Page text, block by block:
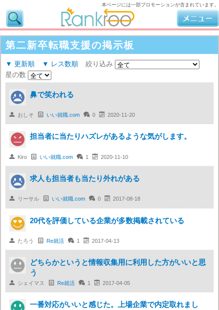
第二新卒転職支援の掲示板
▼ 更新順 ▼ レス数順
絞り込み
星の数
鼻で笑われる
 おしそ  いい就職.com  0 2020-11-20
担当者に当たりハズレがあるような気がします。
 Kiro  いい就職.com  1 2020-11-10
求人も担当者も当たり外れがある
 リーサル  いい就職.com  0 2017-08-18
20代を評価している企業が多数掲載されている
 たろう  Re就活  1 2017-04-13
どちらかというと情報収集用に利用した方がいいと思
う
 シェイマス  Re就活  1 2017-04-05
一番対応がいいと感じた。上場企業で内定取れまし
本ページには一部プロモーションが含まれています。